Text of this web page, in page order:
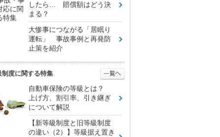
したら… 賠償額はどう決
まる？
大惨事につながる「居眠り
運転」 事故事例と再発防
止策を紹介
制度に関する特集
自動車保険の等級とは？
上げ方、割引率、引き継ぎ
について解説
【新等級制度と旧等級制度
の違い（2）】等級据え置き